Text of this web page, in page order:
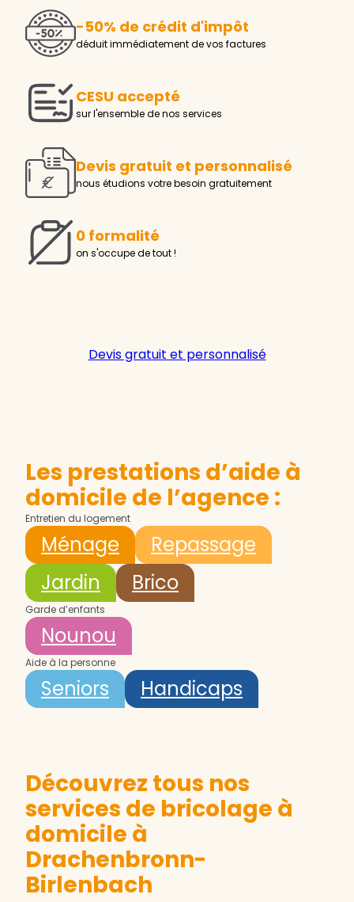
-50% de crédit d'impôt
déduit immédiatement de vos factures
CESU accepté
sur l'ensemble de nos services
Devis gratuit et personnalisé
nous étudions votre besoin gratuitement
0 formalité
on s'occupe de tout !
Devis gratuit et personnalisé
Les prestations d’aide à
domicile de l’agence :
Entretien du logement
Ménage
Repassage
Jardin
Brico
Garde d’enfants
Nounou
Aide à la personne
Seniors Handicaps
Découvrez tous nos
services de bricolage à
domicile à
Drachenbronn-
Birlenbach